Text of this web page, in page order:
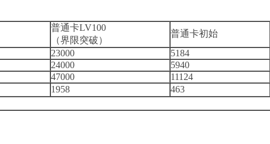
普通卡LV100
（界限突破）
普通卡初始
23000
5184
24000
5940
47000
11124
1958
463